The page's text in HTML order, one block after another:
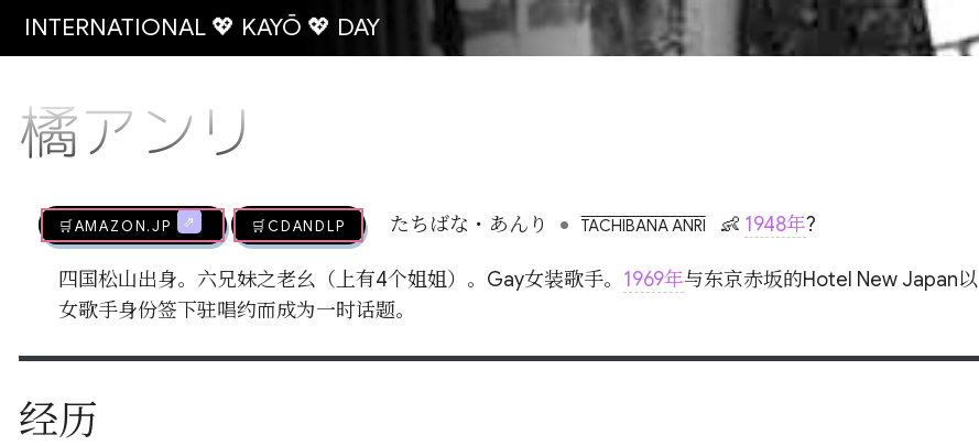
INTERNATIONAL 💖 KAYŌ 💖 DAY
橘アンリ
🛒AMAZON.jp 🛒CDandLP たちばな・あんり • TACHIBANA ANRI 👶 1948年?
四国松山出身。六兄妹之老幺（上有4个姐姐）。Gay女装歌手。 1969年与东京赤坂的Hotel New Japan以
女歌手身份签下驻唱约而成为一时话题。
经历